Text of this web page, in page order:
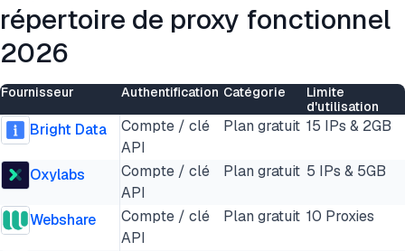
répertoire de proxy fonctionnel
2026
Fournisseur Authentification Catégorie
Limite
d'utilisation
Bright Data
Compte / clé
API
Plan gratuit 15 IPs & 2GB
Oxylabs
Compte / clé
API
Plan gratuit 5 IPs & 5GB
Webshare
Compte / clé
API
Plan gratuit 10 Proxies